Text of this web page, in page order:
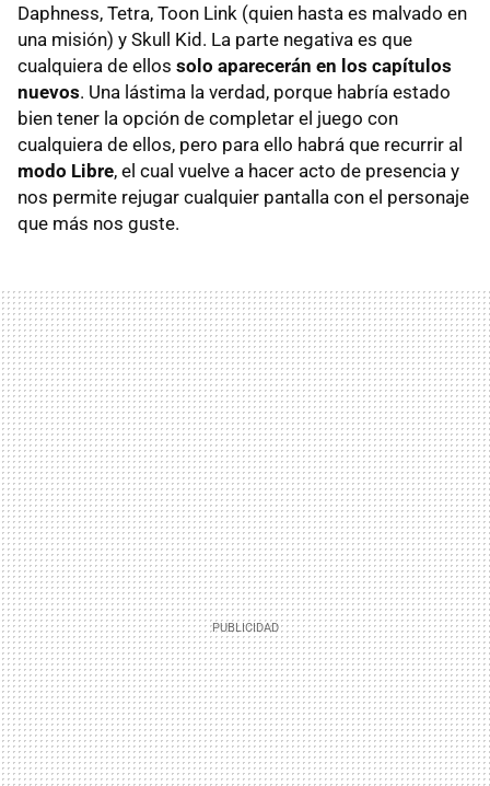
Daphness, Tetra, Toon Link (quien hasta es malvado en
una misión) y Skull Kid. La parte negativa es que
cualquiera de ellos solo aparecerán en los capítulos
nuevos. Una lástima la verdad, porque habría estado
bien tener la opción de completar el juego con
cualquiera de ellos, pero para ello habrá que recurrir al
modo Libre, el cual vuelve a hacer acto de presencia y
nos permite rejugar cualquier pantalla con el personaje
que más nos guste.